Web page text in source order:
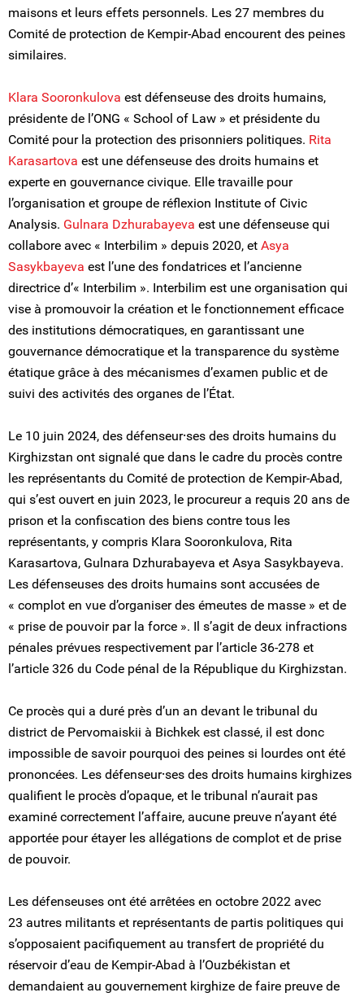
maisons et leurs effets personnels. Les 27 membres du
Comité de protection de Kempir-Abad encourent des peines
similaires.
Klara Sooronkulova est défenseuse des droits humains,
présidente de l’ONG « School of Law » et présidente du
Comité pour la protection des prisonniers politiques. Rita
Karasartova est une défenseuse des droits humains et
experte en gouvernance civique. Elle travaille pour
l’organisation et groupe de réflexion Institute of Civic
Analysis. Gulnara Dzhurabayeva est une défenseuse qui
collabore avec « Interbilim » depuis 2020, et Asya
Sasykbayeva est l’une des fondatrices et l’ancienne
directrice d’« Interbilim ». Interbilim est une organisation qui
vise à promouvoir la création et le fonctionnement efficace
des institutions démocratiques, en garantissant une
gouvernance démocratique et la transparence du système
étatique grâce à des mécanismes d’examen public et de
suivi des activités des organes de l’État.
Le 10 juin 2024, des défenseur⸱ses des droits humains du
Kirghizstan ont signalé que dans le cadre du procès contre
les représentants du Comité de protection de Kempir-Abad,
qui s’est ouvert en juin 2023, le procureur a requis 20 ans de
prison et la confiscation des biens contre tous les
représentants, y compris Klara Sooronkulova, Rita
Karasartova, Gulnara Dzhurabayeva et Asya Sasykbayeva.
Les défenseuses des droits humains sont accusées de
« complot en vue d’organiser des émeutes de masse » et de
« prise de pouvoir par la force ». Il s’agit de deux infractions
pénales prévues respectivement par l’article 36-278 et
l’article 326 du Code pénal de la République du Kirghizstan.
Ce procès qui a duré près d’un an devant le tribunal du
district de Pervomaiskii à Bichkek est classé, il est donc
impossible de savoir pourquoi des peines si lourdes ont été
prononcées. Les défenseur⸱ses des droits humains kirghizes
qualifient le procès d’opaque, et le tribunal n’aurait pas
examiné correctement l’affaire, aucune preuve n’ayant été
apportée pour étayer les allégations de complot et de prise
de pouvoir.
Les défenseuses ont été arrêtées en octobre 2022 avec
23 autres militants et représentants de partis politiques qui
s’opposaient pacifiquement au transfert de propriété du
réservoir d’eau de Kempir-Abad à l’Ouzbékistan et
demandaient au gouvernement kirghize de faire preuve de